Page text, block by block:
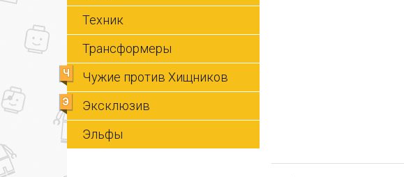
Техник
Трансформеры
Ч Чужие против Хищников
Э
Эксклюзив
Эльфы